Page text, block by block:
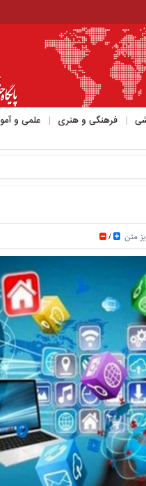
فرهنگی و هنری علمی و
متن /